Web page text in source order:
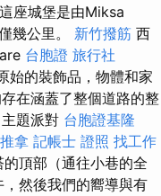
這座城堡是由Miksa
幾公里。 新竹撥筋 西
台胞證 旅行社
始的裝飾品，物體和家
在涵蓋了整個道路的整
題派對 台胞證基隆
拿 記帳士 證照 找工作
頂部（通往小巷的全
然後我們的嚮導與有